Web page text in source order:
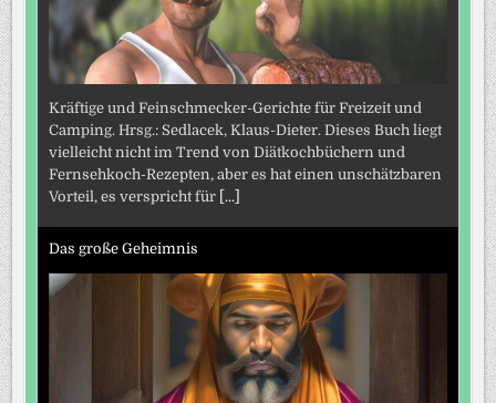
Kräftige und Feinschmecker-Gerichte für Freizeit und
Camping. Hrsg.: Sedlacek, Klaus-Dieter. Dieses Buch liegt
vielleicht nicht im Trend von Diätkochbüchern und
Fernsehkoch-Rezepten, aber es hat einen unschätzbaren
Vorteil, es verspricht für [...]
Das große Geheimnis